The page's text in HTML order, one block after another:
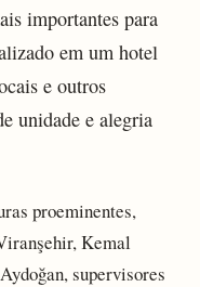
importantes para
em um hotel
e outros
unidade e alegria
proeminentes,
Kemal
supervisores